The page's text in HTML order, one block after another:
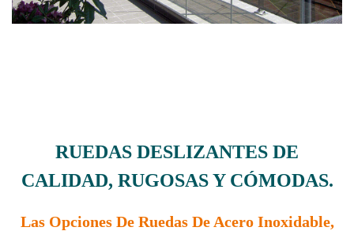
RUEDAS DESLIZANTES DE
CALIDAD, RUGOSAS Y CÓMODAS.
Las Opciones De Ruedas De Acero Inoxidable,